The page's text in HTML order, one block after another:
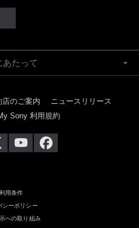
あたって
店のご案内
ニュースリリース
Sony 利用規約
用条件
シーポリシー
への取り組み